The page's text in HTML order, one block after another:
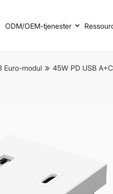
ODM/OEM-tjenester
Euro-modul 45W PD USB